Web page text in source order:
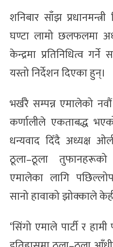
शनिबार साँझ
घण्टा लामो छलफलमा
केन्द्रमा प्रतिनिधित्व
यस्तो निर्देशन दिएका हुन्।
भर्खरै सम्पन्न एमालेको
कर्णालीले एकताबद्ध
धन्यवाद दिँदै अध्यक्ष
ठूला–ठूला
एमालेका लागि
सानो हावाको झोक्काले
‘सिंगो एमाले पार्टी र